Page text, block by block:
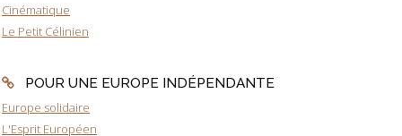
Cinématique
Le Petit Célinien
POUR UNE EUROPE INDÉPENDANTE
Europe solidaire
L'Esprit Européen